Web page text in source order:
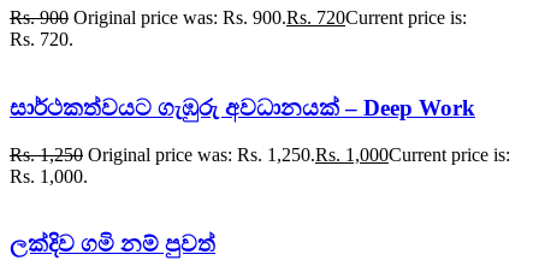
Rs.900 Original price was: Rs. 900.Rs. 720Current price is:
Rs. 720.
සාර්ථකත්වයට ගැඹුරු අවධානයක් – Deep Work
Rs.1,250 Original price was: Rs. 1,250.Rs. 1,000Current price is:
Rs. 1,000.
ලක්දිව ගමි නම් පුවත්